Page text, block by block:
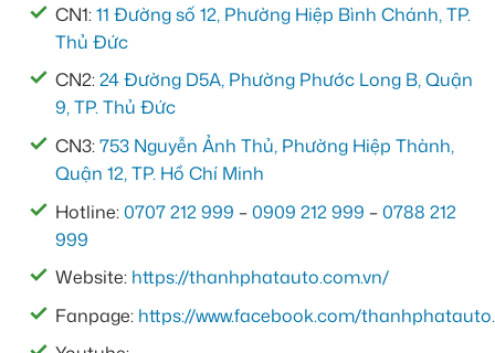
CN1:11 Đường số 12, Phường Hiệp Bình Chánh, TP.
Thủ Đức
CN2:24 Đường D5A, Phường Phước Long B, Quận
9, TP. Thủ Đức
CN3:753 Nguyễn Ảnh Thủ, Phường Hiệp Thành,
Quận 12, TP. Hồ Chí Minh
Hotline:0707 212 999 –0909 212 999 –0788 212
999
Website: https://thanhphatauto.com.vn/
Fanpage: https://www.facebook.com/